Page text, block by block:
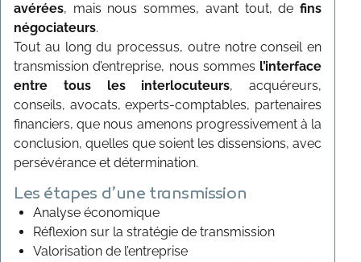
avérées, mais nous sommes, avant tout, de fins
négociateurs.
Tout au long du processus, outre notre conseil en
transmission d’entreprise, nous sommes l’interface
entre tous les interlocuteurs, acquéreurs,
conseils, avocats, experts-comptables, partenaires
financiers, que nous amenons progressivement à la
conclusion, quelles que soient les dissensions, avec
persévérance et détermination.
Les étapes d’une transmission
Analyse économique
Réflexion sur la stratégie de transmission
Valorisation de l’entreprise